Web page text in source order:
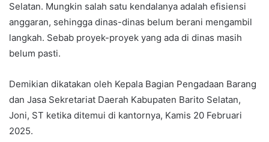
Selatan. Mungkin salah satu kendalanya adalah efisiensi
anggaran, sehingga dinas-dinas belum berani mengambil
langkah. Sebab proyek-proyek yang ada di dinas masih
belum pasti.
Demikian dikatakan oleh Kepala Bagian Pengadaan Barang
dan Jasa Sekretariat Daerah Kabupaten Barito Selatan,
Joni, ST ketika ditemui di kantornya, Kamis 20 Februari
2025.